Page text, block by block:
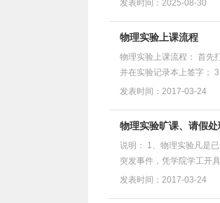
发表时间：2025-08-30
物理实验上课流程
物理实验上课流程： 首先
并在实验记录本上签字；
发表时间：2017-03-24
物理实验旷课、请假
说明： 1、物理实验凡是
突发事件，凭学院学工开
发表时间：2017-03-24